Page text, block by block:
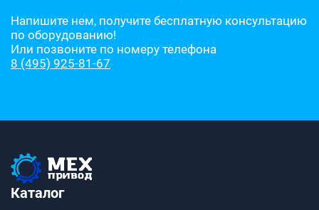
Напишите нем, получите бесплатную консультацию
по оборудованию!
Или позвоните по номеру телефона
8 (495) 925-81-67
Каталог